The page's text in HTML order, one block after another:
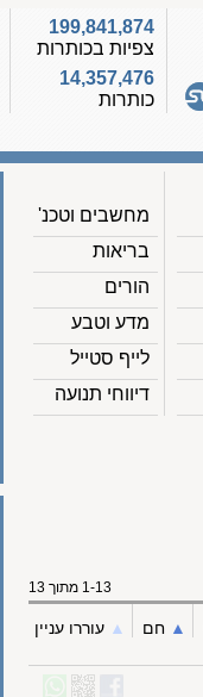
199,841,874
צפיות בכותרות
14,357,476
כותרות
מחשבים וטכנ'
בריאות
הורים
מדע וטבע
לייף סטייל
דיווחי תנועה
1-13 מתוך 13
▲︎ חם ▲︎ עוררו עניין